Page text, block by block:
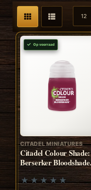
Op voorraad
CITADEL MINIATURES
Citadel Colour Shade:
Berserker Bloodshade
(18ml)